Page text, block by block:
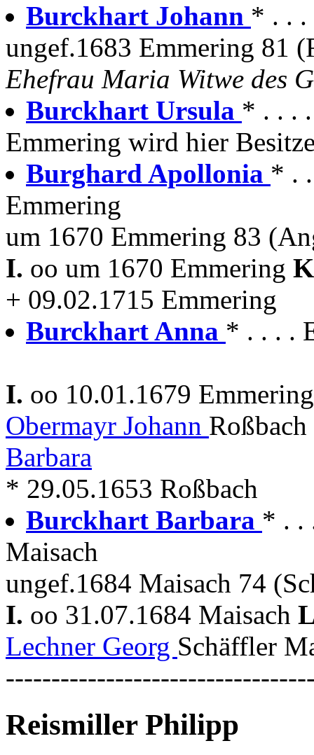
Burckhart Johann * . . .
ungef.1683 Emmering 81
Ehefrau Maria Witwe des
Burckhart Ursula * . . .
Emmering wird hier
Burghard Apollonia * .
Emmering
um 1670 Emmering 83
I. oo um 1670 Emmering
+ 09.02.1715 Emmering
Burckhart Anna * . . . .
I. oo 10.01.1679
Obermayr Johann
Barbara
* 29.05.1653 Roßbach
Burckhart Barbara * . .
Maisach
ungef.1684 Maisach 74
I. oo 31.07.1684 Maisach
Lechner Georg Schäffler
Reismiller Philipp